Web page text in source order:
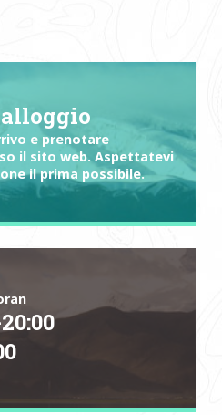
e prenotare
il sito web. Aspettatevi
il prima possibile.
20:00